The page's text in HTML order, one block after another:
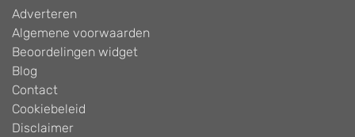
Adverteren
Algemene voorwaarden
Beoordelingen widget
Blog
Contact
Cookiebeleid
Disclaimer